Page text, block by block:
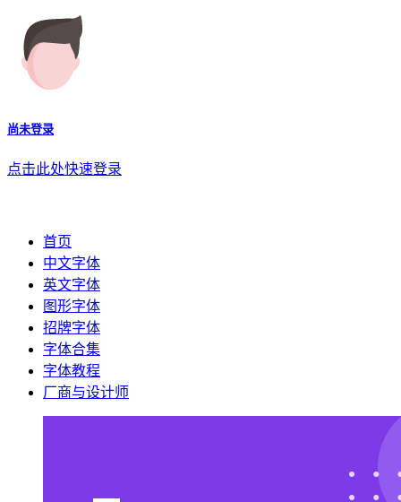
尚未登录
点击此处快速登录
首页
中文字体
英文字体
图形字体
招牌字体
字体合集
字体教程
厂商与设计师